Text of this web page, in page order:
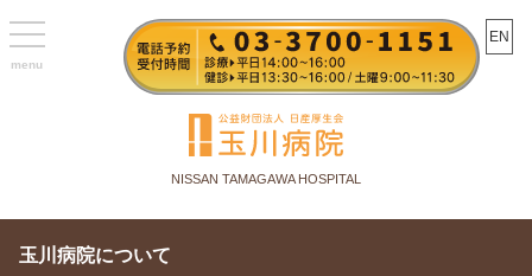
EN
NISSAN TAMAGAWA HOSPITAL
玉川病院について
toggle
navigation